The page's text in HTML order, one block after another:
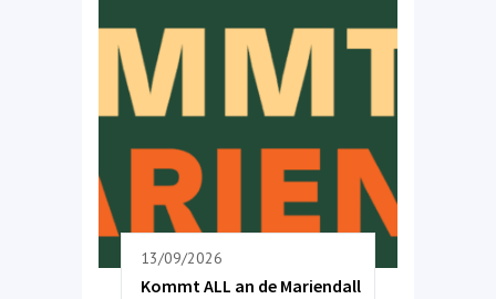
13/09/2026
Kommt ALL an de Mariendall